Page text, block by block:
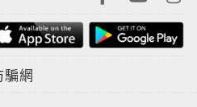
騙網